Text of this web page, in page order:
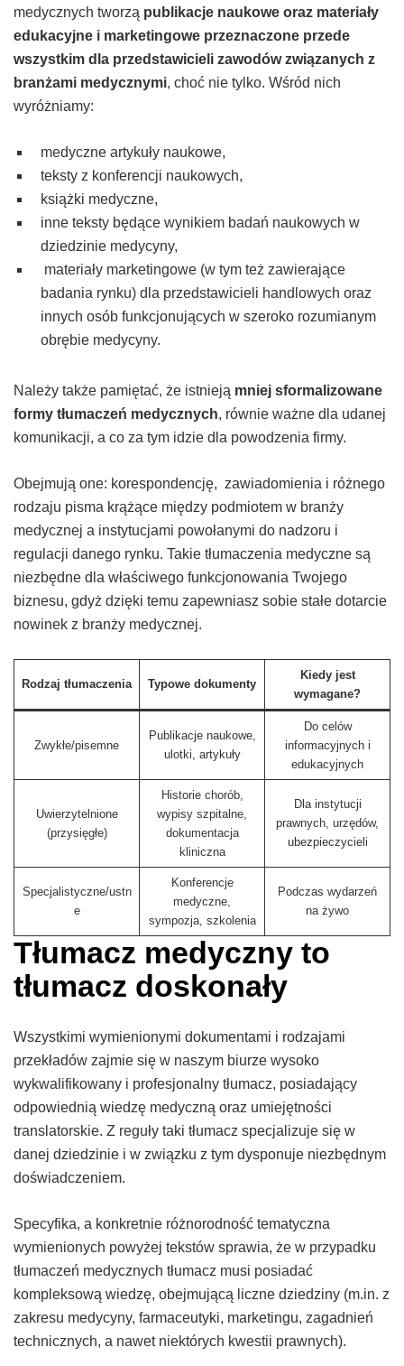
medycznych tworzą publikacje naukowe oraz materiały
edukacyjne i marketingowe przeznaczone przede
wszystkim dla przedstawicieli zawodów związanych z
branżami medycznymi, choć nie tylko. Wśród nich
wyróżniamy:
medyczne artykuły naukowe,
teksty z konferencji naukowych,
książki medyczne,
inne teksty będące wynikiem badań naukowych w
dziedzinie medycyny,
materiały marketingowe (w tym też zawierające
badania rynku) dla przedstawicieli handlowych oraz
innych osób funkcjonujących w szeroko rozumianym
obrębie medycyny.
Należy także pamiętać, że istnieją mniej sformalizowane
formy tłumaczeń medycznych, równie ważne dla udanej
komunikacji, a co za tym idzie dla powodzenia firmy.
Obejmują one: korespondencję, zawiadomienia i różnego
rodzaju pisma krążące między podmiotem w branży
medycznej a instytucjami powołanymi do nadzoru i
regulacji danego rynku. Takie tłumaczenia medyczne są
niezbędne dla właściwego funkcjonowania Twojego
biznesu, gdyż dzięki temu zapewniasz sobie stałe dotarcie
nowinek z branży medycznej.
Rodzaj tłumaczenia Typowe dokumenty
Kiedy jest
wymagane?
Zwykłe/pisemne
Publikacje naukowe,
ulotki, artykuły
Do celów
informacyjnych i
edukacyjnych
Uwierzytelnione
(przysięgłe)
Historie chorób,
wypisy szpitalne,
dokumentacja
kliniczna
Dla instytucji
prawnych, urzędów,
ubezpieczycieli
Specjalistyczne/ustn
e
Konferencje
medyczne,
sympozja, szkolenia
Podczas wydarzeń
na żywo
Tłumacz medyczny to
tłumacz doskonały
Wszystkimi wymienionymi dokumentami i rodzajami
przekładów zajmie się w naszym biurze wysoko
wykwalifikowany i profesjonalny tłumacz, posiadający
odpowiednią wiedzę medyczną oraz umiejętności
translatorskie. Z reguły taki tłumacz specjalizuje się w
danej dziedzinie i w związku z tym dysponuje niezbędnym
doświadczeniem.
Specyfika, a konkretnie różnorodność tematyczna
wymienionych powyżej tekstów sprawia, że w przypadku
tłumaczeń medycznych tłumacz musi posiadać
kompleksową wiedzę, obejmującą liczne dziedziny (m.in. z
zakresu medycyny, farmaceutyki, marketingu, zagadnień
technicznych, a nawet niektórych kwestii prawnych).